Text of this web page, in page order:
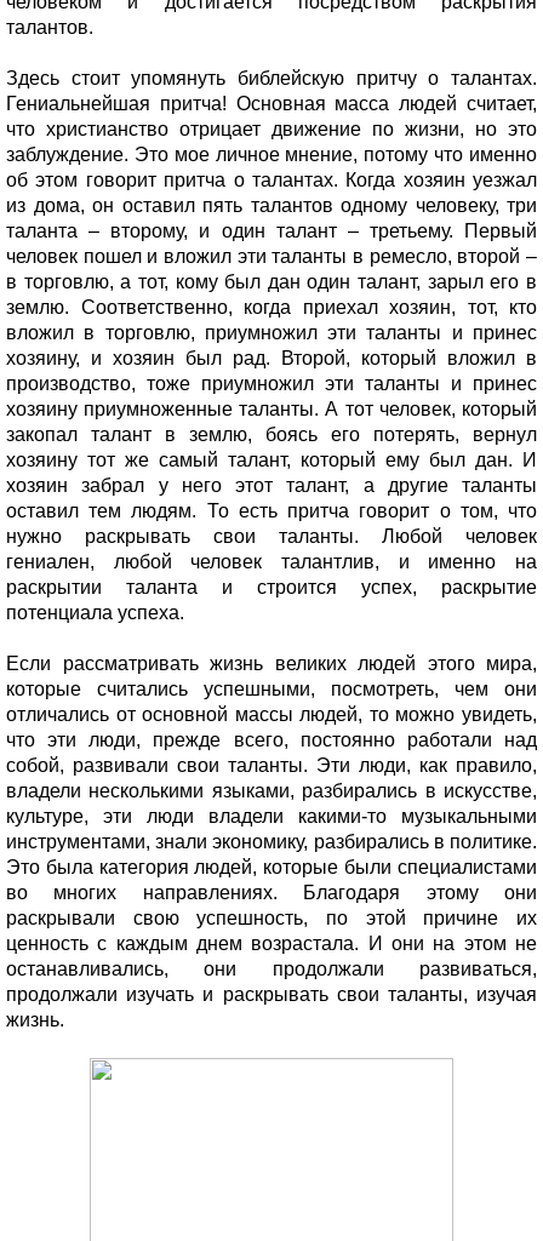
талантов.
Здесь стоит упомянуть библейскую притчу о талантах.
Гениальнейшая притча! Основная масса людей считает,
что христианство отрицает движение по жизни, но это
заблуждение. Это мое личное мнение, потому что именно
об этом говорит притча о талантах. Когда хозяин уезжал
из дома, он оставил пять талантов одному человеку, три
таланта – второму, и один талант – третьему. Первый
человек пошел и вложил эти таланты в ремесло, второй –
в торговлю, а тот, кому был дан один талант, зарыл его в
землю. Соответственно, когда приехал хозяин, тот, кто
вложил в торговлю, приумножил эти таланты и принес
хозяину, и хозяин был рад. Второй, который вложил в
производство, тоже приумножил эти таланты и принес
хозяину приумноженные таланты. А тот человек, который
закопал талант в землю, боясь его потерять, вернул
хозяину тот же самый талант, который ему был дан. И
хозяин забрал у него этот талант, а другие таланты
оставил тем людям. То есть притча говорит о том, что
нужно раскрывать свои таланты. Любой человек
гениален, любой человек талантлив, и именно на
раскрытии таланта и строится успех, раскрытие
потенциала успеха.
Если рассматривать жизнь великих людей этого мира,
которые считались успешными, посмотреть, чем они
отличались от основной массы людей, то можно увидеть,
что эти люди, прежде всего, постоянно работали над
собой, развивали свои таланты. Эти люди, как правило,
владели несколькими языками, разбирались в искусстве,
культуре, эти люди владели какими-то музыкальными
инструментами, знали экономику, разбирались в политике.
Это была категория людей, которые были специалистами
во многих направлениях. Благодаря этому они
раскрывали свою успешность, по этой причине их
ценность с каждым днем возрастала. И они на этом не
останавливались, они продолжали развиваться,
продолжали изучать и раскрывать свои таланты, изучая
жизнь.